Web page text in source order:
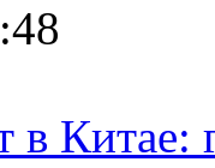
в Китае: